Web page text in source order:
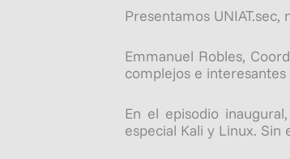
Presentamos
Emmanuel Robles,
complejos e
En el episodio
especial Kali y Linux.